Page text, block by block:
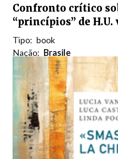
Confronto crítico
“princípios” de
Tipo: book
Nação: Brasile